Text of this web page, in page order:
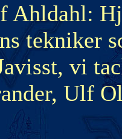
Ahldahl:
tekniker
vi
Ulf